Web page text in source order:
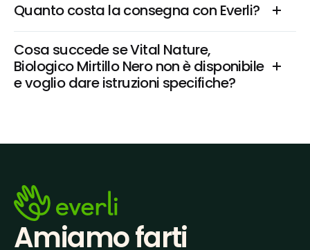
Quanto costa la consegna con Everli?
Cosa succede se Vital Nature,
Biologico Mirtillo Nero non è disponibile
e voglio dare istruzioni specifiche?
Amiamo farti